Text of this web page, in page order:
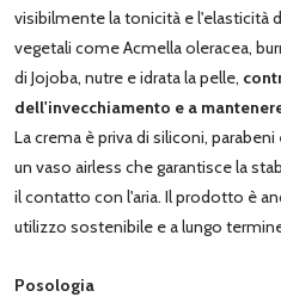
visibilmente la tonicità e l'elasticità
vegetali come Acmella oleracea,
di Jojoba, nutre e idrata la pelle,
dell'invecchiamento e a
La crema è priva di siliconi,
un vaso airless che garantisce la
il contatto con l'aria. Il prodotto è
utilizzo sostenibile e a lungo
Posologia